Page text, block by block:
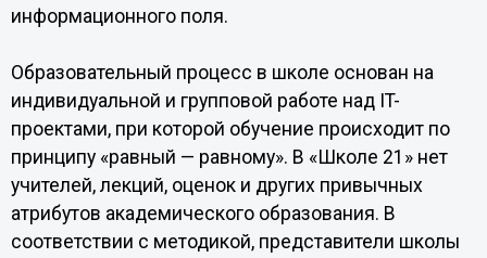
информационного поля.
Образовательный процесс в школе основан на
индивидуальной и групповой работе над IT-
проектами, при которой обучение происходит по
принципу «равный — равному». В «Школе 21» нет
учителей, лекций, оценок и других привычных
атрибутов академического образования. В
соответствии с методикой, представители школы